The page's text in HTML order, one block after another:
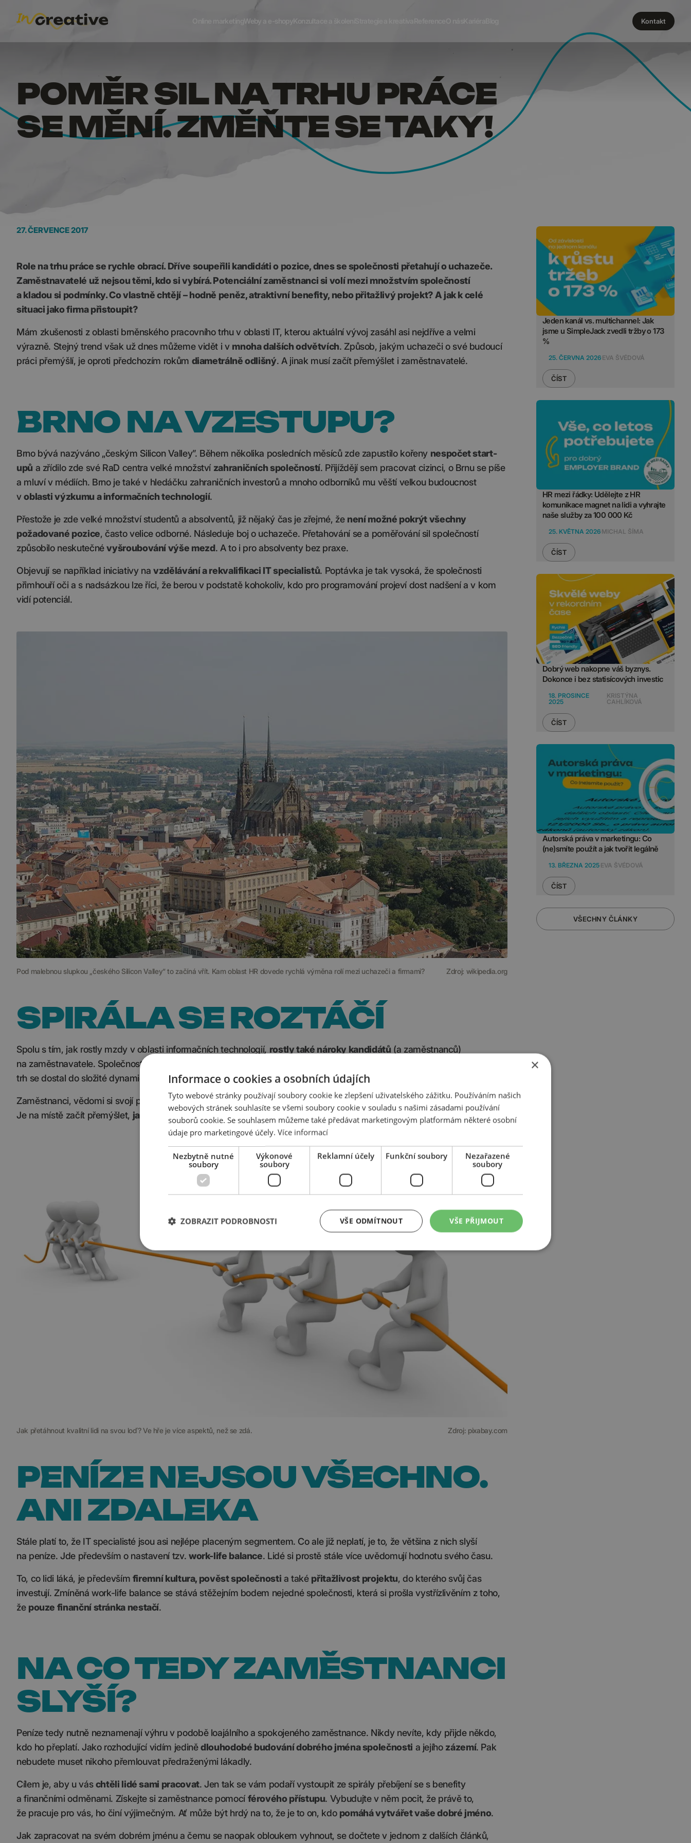
Weby a e-shopy Konzultace a školení Kontakt
POMĚR SIL NA TRHU
POMĚR SIL NA TRHU PRÁCE
SE MĚNÍ. ZMĚŇTE SE TAKY!
27. ČERVENCE 2017
Role na trhu práce se rychle obrací. Dříve soupeřili kandidáti o pozice, dnes se společnosti přetahují o uchazeče.
Zaměstnavatelé už nejsou těmi, kdo si vybírá. Potenciální zaměstnanci si volí mezi množstvím společností
a kladou si podmínky. Co vlastně chtějí – hodně peněz, atraktivní benefity, nebo přitažlivý projekt? A jak k celé
situaci jako firma přistoupit?
Mám zkušenosti z oblasti brněnského pracovního trhu v oblasti IT, kterou aktuální vývoj zasáhl asi nejdříve a velmi
výrazně. Stejný trend však už dnes můžeme vidět i v mnoha dalších odvětvích. Způsob, jakým uchazeči o své budoucí
práci přemýšlí, je oproti předchozím rokům diametrálně odlišný. A jinak musí začít přemýšlet i zaměstnavatelé.
BRNO NA VZESTUPU?
Brno bývá nazýváno „českým Silicon Valley”. Během několika posledních měsíců zde zapustilo kořeny nespočet start-
upů a zřídilo zde své RaD centra velké množství zahraničních společností. Přijíždějí sem pracovat cizinci, o Brnu se píše
a mluví v médiích. Brno je také v hledáčku zahraničních investorů a mnoho odborníků mu věští velkou budoucnost
voblasti výzkumu a informačních technologií.
Přestože je zde velké množství studentů a absolventů, již nějaký čas je zřejmé, že není možné pokrýt všechny
požadované pozice, často velice odborné. Následuje boj o uchazeče. Přetahování se a poměřování sil společností
způsobilo neskutečnévyšroubování výše mezd. A to i pro absolventy bez praxe.
Objevují se například iniciativy navzdělávání a rekvalifikaci IT specialistů. Poptávka je tak vysoká, že společnosti
přimhouří oči a s nadsázkou lze říci, že berou v podstatě kohokoliv, kdo pro programování projeví dost nadšení a v kom
vidí potenciál.
Pod malebnou slupkou „českého Silicon Valley“ to začíná vřít. Kam oblast HR dovede rychlá výměna rolí mezi uchazeči a firmami? Zdroj: wikipedia.org
SPIRÁLA SE ROZTÁČÍ
Spolu s tím, jak rostly mzdy v oblasti informačních technologií, rostly také nároky kandidátů (a zaměstnanců)
na zaměstnavatele. Společnosti, ve snaze udržet si zaměstnance, na tuto strategii přistoupily a celý brněnský pracovní IT
trh se dostal do složité dynamické spirály.
Zaměstnanci, vědomi si svojí převahy, si diktují podmínky a pokud se jim práce znelíbí, odcházejí. Jak z toho ven?
Je na místě začít přemýšlet, jak se pro ně udělat co nepřitažlivější.
Jak přetáhnout kvalitní lidi na svou loď? Ve hře je více aspektů, než se zdá. Zdroj: pixabay.com
PENÍZE NEJSOU VŠECHNO.
ANI ZDALEKA
Stále platí to, že IT specialisté jsou asi nejlépe placeným segmentem. Co ale již neplatí, je to, že většina z nich slyší
na peníze. Jde především o nastavení tzv. work-life balance. Lidé si prostě stále více uvědomují hodnotu svého času.
To, co lidi láká, je především firemní kultura, pověst společnosti a také přitažlivost projektu, do kterého svůj čas
investují. Zmíněná work-life balance se stává stěžejním bodem nejedné společnosti, která si prošla vystřízlivěním z toho,
že pouze finanční stránka nestačí.
NA CO TEDY ZAMĚSTNANCI
SLYŠÍ?
Peníze tedy nutně neznamenají výhru v podobě loajálního a spokojeného zaměstnance. Nikdy nevíte, kdy přijde někdo,
kdo ho přeplatí. Jako rozhodující vidím jedinědlouhodobé budování dobrého jména společnosti a jejího zázemí. Pak
nebudete muset nikoho přemlouvat předraženými lákadly.
Cílem je, aby u váschtěli lidé sami pracovat. Jen tak se vám podaří vystoupit ze spirály přebíjení se s benefity
a finančními odměnami. Získejte si zaměstnance pomocí férového přístupu. Vybudujte v něm pocit, že právě to,
že pracuje pro vás, ho činí výjimečným. Ať může být hrdý na to, že je to on, kdo pomáhá vytvářet vaše dobré jméno.
Jak zapracovat na svém dobrém jménu a čemu se naopak obloukem vyhnout, se dočtete v jednom z dalších článků,
Jeden kanál vs. multichannel: Jak
jsme u SimpleJack zvedli tržby o 173
%
25. ČERVNA 2026 EVA ŠVÉDOVÁ
ČÍST
HR mezi řádky: Udělejte z HR
komunikace magnet na lidi a vyhrajte
naše služby za 100 000 Kč
25. KVĚTNA 2026 MICHAL ŠÍMA
ČÍST
Dobrý web nakopne váš byznys.
Dokonce i bez statisícových investic
18. PROSINCE
2025
KRISTÝNA
CAHLÍKOVÁ
ČÍST
Autorská práva v marketingu: Co
(ne)smíte použít a jak tvořit legálně
13. BŘEZNA 2025 EVA ŠVÉDOVÁ
ČÍST
VŠECHNY ČLÁNKY
×
Informace o cookies a osobních údajích
Tyto webové stránky používají soubory cookie ke zlepšení uživatelského zážitku. Používáním našich
webových stránek souhlasíte se všemi soubory cookie v souladu s našimi zásadami používání
souborů cookie. Se souhlasem můžeme také předávat marketingovým platformám některé osobní
údaje pro marketingové účely. Více informací
Nezbytně nutné
soubory
Výkonové
soubory
Reklamní účely Funkční soubory
Nezařazené
soubory
VŠE PŘIJMOUT
VŠE ODMÍTNOUT
ZOBRAZIT PODROBNOSTI